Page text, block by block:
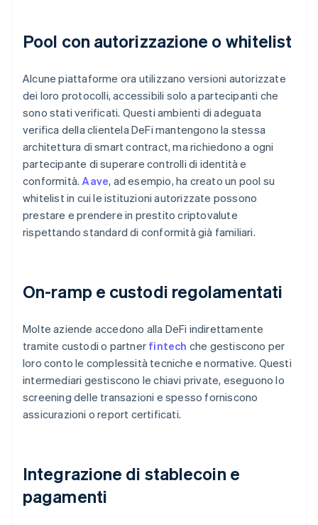
Pool con autorizzazione o whitelist
Alcune piattaforme ora utilizzano versioni autorizzate
dei loro protocolli, accessibili solo a partecipanti che
sono stati verificati. Questi ambienti di adeguata
verifica della clientela DeFi mantengono la stessa
architettura di smart contract, ma richiedono a ogni
partecipante di superare controlli di identità e
conformità.Aave, ad esempio, ha creato un pool su
whitelist in cui le istituzioni autorizzate possono
prestare e prendere in prestito criptovalute
rispettando standard di conformità già familiari.
On-ramp e custodi regolamentati
Molte aziende accedono alla DeFi indirettamente
tramite custodi o partner fintech che gestiscono per
loro conto le complessità tecniche e normative. Questi
intermediari gestiscono le chiavi private, eseguono lo
screening delle transazioni e spesso forniscono
assicurazioni o report certificati.
Integrazione di stablecoin e
pagamenti